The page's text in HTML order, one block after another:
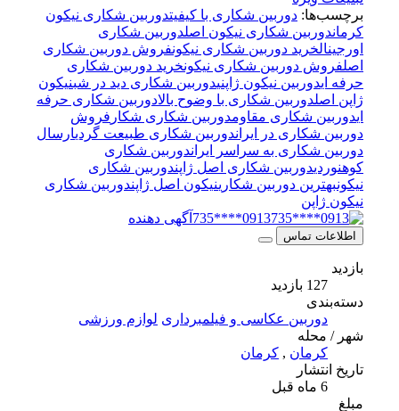
برچسب‌ها:دوربین شکاری با کیفیت دوربین شکاری نیکون
دوربین شکاری نیکون اصلدوربین شکاری
اورجینال خرید دوربین شکاری نیکون فروش دوربین شکاری
فروش دوربین شکاری نیکون خرید دوربین شکاری
حرفه ایدوربین نیکون ژاپنیدوربین شکاری دید در شبنیکون
ژاپن اصلدوربین شکاری با وضوح بالادوربین شکاری حرفه
دوربین شکاری مقاومدوربین شکاری شکار فروش
دوربین شکاری در ایراندوربین شکاری طبیعت گردیارسال
دوربین شکاری به سراسر ایراندوربین شکاری
کوهنوردیدوربین شکاری اصل ژاپندوربین شکاری
بهترین دوربین شکارینیکون اصل ژاپندوربین شکاری
نیکون ژاپن
0913****735
آگهی دهنده
اطلاعات تماس
دسته‌بندی
دوربین عکاسی و فیلمبرداری لوازم ورزشی
شهر / محله
کرمان,کرمان
تاریخ انتشار